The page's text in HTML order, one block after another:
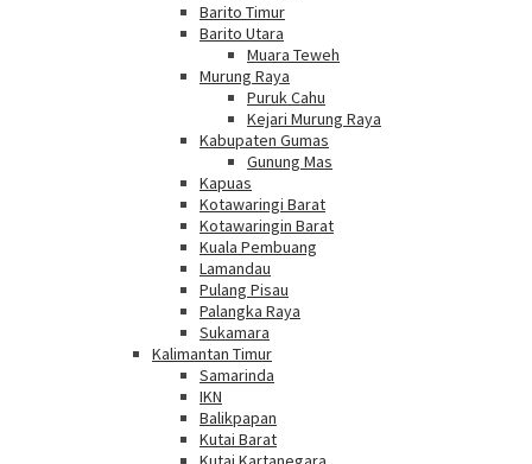
Barito Timur
Barito Utara
Muara Teweh
Murung Raya
Puruk Cahu
Kejari Murung Raya
Kabupaten Gumas
Gunung Mas
Kapuas
Kotawaringi Barat
Kotawaringin Barat
Kuala Pembuang
Lamandau
Pulang Pisau
Palangka Raya
Sukamara
Kalimantan Timur
Samarinda
IKN
Balikpapan
Kutai Barat